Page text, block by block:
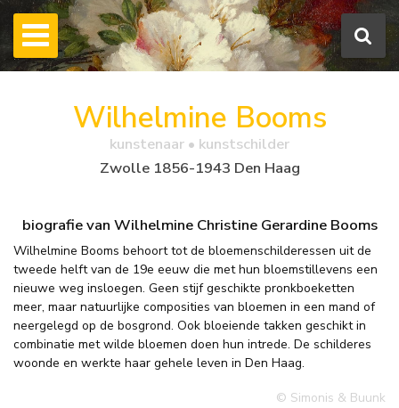
Wilhelmine Booms
kunstenaar • kunstschilder
Zwolle 1856-1943 Den Haag
biografie van Wilhelmine Christine Gerardine Booms
Wilhelmine Booms behoort tot de bloemenschilderessen uit de
tweede helft van de 19e eeuw die met hun bloemstillevens een
nieuwe weg insloegen. Geen stijf geschikte pronkboeketten
meer, maar natuurlijke composities van bloemen in een mand of
neergelegd op de bosgrond. Ook bloeiende takken geschikt in
combinatie met wilde bloemen doen hun intrede. De schilderes
woonde en werkte haar gehele leven in Den Haag.
© Simonis & Buunk